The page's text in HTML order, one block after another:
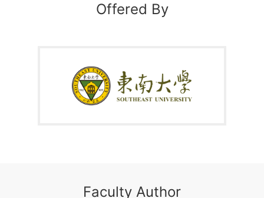
统能控性能观性的基本方法及判别系统稳定性的基本理
Offered By
Faculty Author